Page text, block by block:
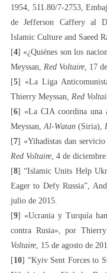
1954, 511.80/7-2753,
de Jefferson Caffery al
Islamic Culture and Saeed
[4] «¿Quiénes son los
Meyssan, Red Voltaire , 17
[5] «La Liga
Thierry Meyssan, Red
[6] «La CIA coordina una
Meyssan, Al-Watan (Siria),
[7] «Yihadistas dan
Red Voltaire , 4 de
[8] “Islamic Units Help
Eager to Defy Russia”,
julio de 2015.
[9] «Ucrania y Turquía
contra Rusia», por
Voltaire , 15 de agosto de
[10] “Kyiv Sent Forces to